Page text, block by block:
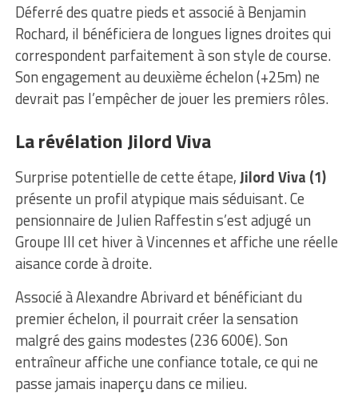
Déferré des quatre pieds et associé à Benjamin
Rochard, il bénéficiera de longues lignes droites qui
correspondent parfaitement à son style de course.
Son engagement au deuxième échelon (+25m) ne
devrait pas l’empêcher de jouer les premiers rôles.
La révélation Jilord Viva
Surprise potentielle de cette étape,Jilord Viva (1)
présente un profil atypique mais séduisant. Ce
pensionnaire de Julien Raffestin s’est adjugé un
Groupe III cet hiver à Vincennes et affiche une réelle
aisance corde à droite.
Associé à Alexandre Abrivard et bénéficiant du
premier échelon, il pourrait créer la sensation
malgré des gains modestes (236 600€). Son
entraîneur affiche une confiance totale, ce qui ne
passe jamais inaperçu dans ce milieu.